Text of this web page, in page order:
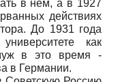
в нем, а в 1927
действиях
До 1931 года
как
в это время -
в Германии.